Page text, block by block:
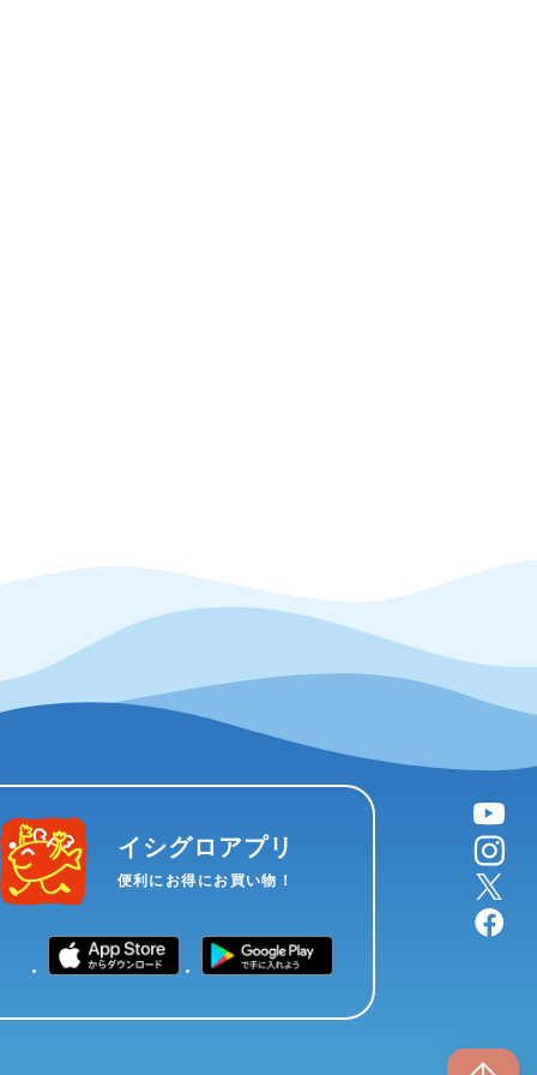
イシグロアプリ
便利にお得にお買い物！
YouTube
instagram
X
facebook